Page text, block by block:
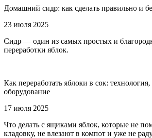
Домашний сидр: как сделать правильно и
23 июля 2025
Сидр — один из самых простых и
переработки яблок.
Как переработать яблоки в сок: технология,
оборудование
17 июля 2025
Что делать с ящиками яблок, которые не
кладовку, не влезают в компот и уже не